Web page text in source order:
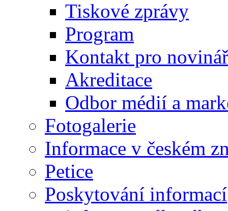
Tiskové zprávy
Program
Kontakt pro
Akreditace
Odbor médií a
Fotogalerie
Informace v českém
Petice
Poskytování informací